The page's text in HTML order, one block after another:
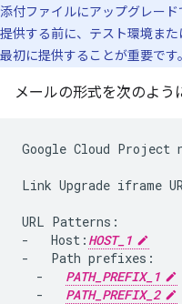
添付ファイルにアップグレー
提供する前に、テスト環境ま
最初に提供することが重要です。
メールの形式を次のよう
Google Cloud Project
Link Upgrade iframe
URL Patterns:
-   Host: HOST_1
-   Path prefixes:
  -
PATH_PREFIX_1
  -
PATH_PREFIX_2